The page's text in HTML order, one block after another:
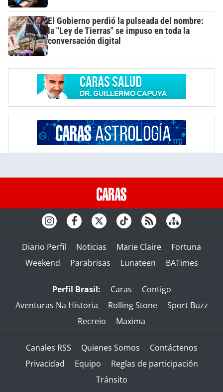
El Gobierno perdió la pulseada del nombre:
la "Ley de Tierras" se impuso en toda la
conversación digital
Diario Perfil Noticias Marie Claire
Fortuna
Weekend
Parabrisas Lunateen BATimes
Perfil Brasil: Caras
Contigo
Aventuras Na Historia
Rolling Stone
Sport Buzz
Recreio
Maxima
Canales RSS Quienes Somos
Contáctenos
Privacidad
Equipo
Reglas de participación
Tránsito